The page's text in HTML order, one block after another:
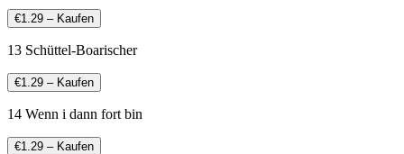
€1.29 – Kaufen
13 Schüttel-Boarischer
€1.29 – Kaufen
14 Wenn i dann fort bin
€1.29 – Kaufen